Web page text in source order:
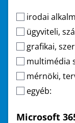
irodai
ügyviteli,
grafikai,
multimédia
mérnöki,
egyéb:
Microsoft